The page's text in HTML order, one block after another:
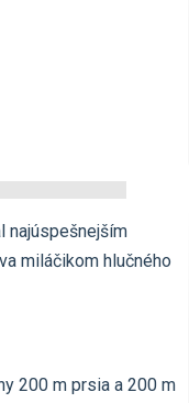
najúspešnejším
miláčikom hlučného
200 m prsia a 200 m